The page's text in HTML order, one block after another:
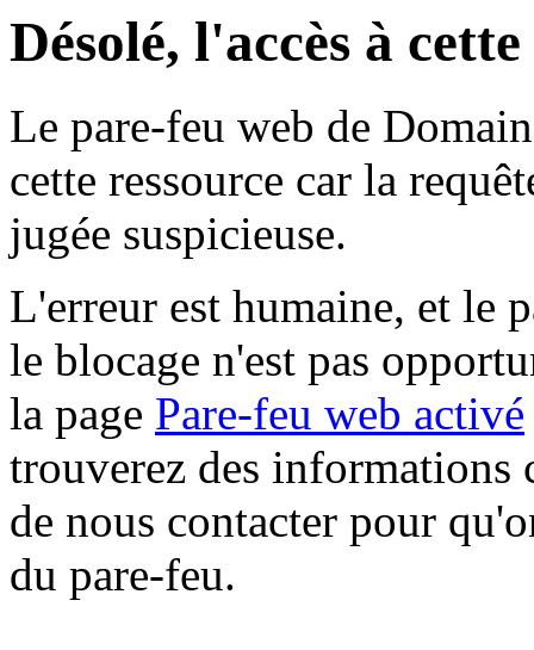
Désolé, l'accès à
Le pare-feu web de
cette ressource car la
jugée suspicieuse.
L'erreur est humaine, et le
le blocage n'est pas
la page Pare-feu web activé
trouverez des informations
de nous contacter pour
du pare-feu.